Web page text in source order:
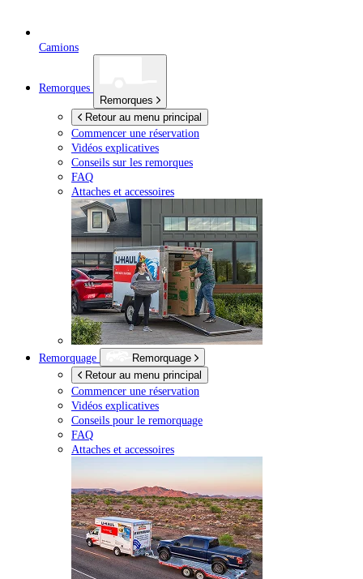
Camions
Remorques
Remorques
Retour au menu principal
Commencer une réservation
Vidéos explicatives
Conseils sur les remorques
FAQ
Attaches et accessoires
Remorquage
Remorquage
Retour au menu principal
Commencer une réservation
Vidéos explicatives
Conseils pour le remorquage
FAQ
Attaches et accessoires